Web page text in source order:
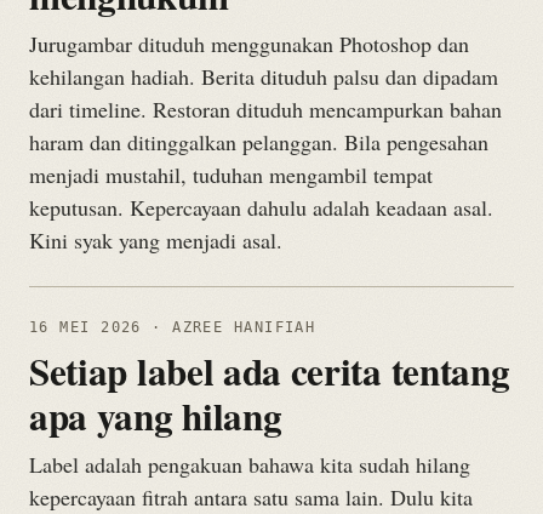
Jurugambar dituduh menggunakan Photoshop dan
kehilangan hadiah. Berita dituduh palsu dan dipadam
dari timeline. Restoran dituduh mencampurkan bahan
haram dan ditinggalkan pelanggan. Bila pengesahan
menjadi mustahil, tuduhan mengambil tempat
keputusan. Kepercayaan dahulu adalah keadaan asal.
Kini syak yang menjadi asal.
16 MEI 2026 · AZREE HANIFIAH
Setiap label ada cerita tentang
apa yang hilang
Label adalah pengakuan bahawa kita sudah hilang
kepercayaan fitrah antara satu sama lain. Dulu kita